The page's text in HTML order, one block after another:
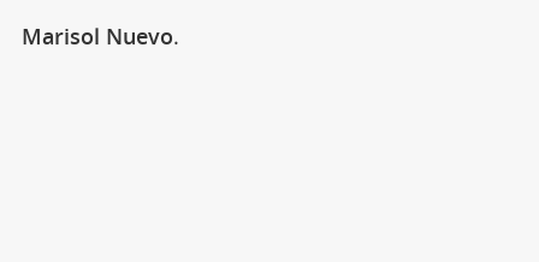
Marisol Nuevo.